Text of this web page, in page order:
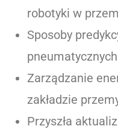
robotyki w
Sposoby
Zarządzanie
zakładzie
Przyszła